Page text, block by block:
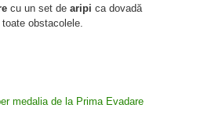
cu un set de aripi ca dovadă
obstacolele.
medalia de la Prima Evadare